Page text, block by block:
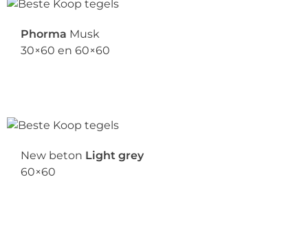
Phorma Musk
30×60 en 60×60
New beton Light grey
60×60